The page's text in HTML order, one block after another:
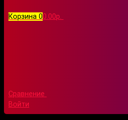
Корзина 00.00р.
Сравнение
Войти